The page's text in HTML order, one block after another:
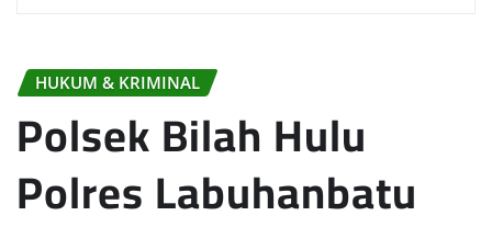
HUKUM & KRIMINAL
Polsek Bilah Hulu
Polres Labuhanbatu